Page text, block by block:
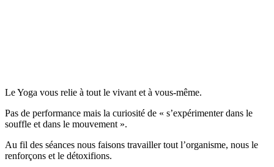
Le Yoga vous relie à tout le vivant et à vous-même.
Pas de performance mais la curiosité de « s’expérimenter dans le
souffle et dans le mouvement ».
Au fil des séances nous faisons travailler tout l’organisme, nous le
renforçons et le détoxifions.